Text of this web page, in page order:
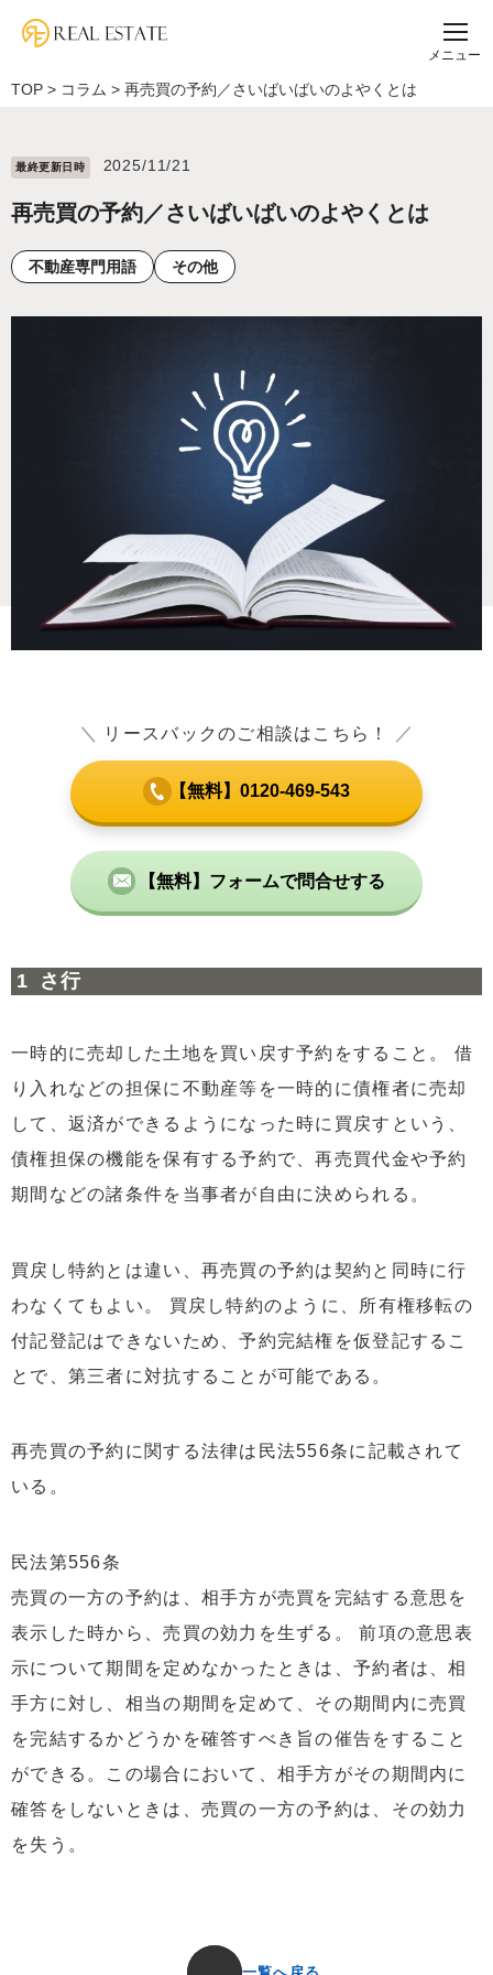
メニュー
TOP > コラム > 再売買の予約／さいばいばいのよやくとは
最終更新⽇時 2025/11/21
再売買の予約／さいばいばいのよやくとは
不動産専門用語 その他
＼ リースバックのご相談はこちら！ ／
【無料】0120-469-543
【無料】フォームで問合せする
さ行
一時的に売却した土地を買い戻す予約をすること。 借
り入れなどの担保に不動産等を一時的に債権者に売却
して、返済ができるようになった時に買戻すという、
債権担保の機能を保有する予約で、再売買代金や予約
期間などの諸条件を当事者が自由に決められる。
買戻し特約とは違い、再売買の予約は契約と同時に行
わなくてもよい。 買戻し特約のように、所有権移転の
付記登記はできないため、予約完結権を仮登記するこ
とで、第三者に対抗することが可能である。
再売買の予約に関する法律は民法556条に記載されて
いる。
民法第556条
売買の一方の予約は、相手方が売買を完結する意思を
表示した時から、売買の効力を生ずる。 前項の意思表
示について期間を定めなかったときは、予約者は、相
手方に対し、相当の期間を定めて、その期間内に売買
を完結するかどうかを確答すべき旨の催告をすること
ができる。この場合において、相手方がその期間内に
確答をしないときは、売買の一方の予約は、その効力
を失う。